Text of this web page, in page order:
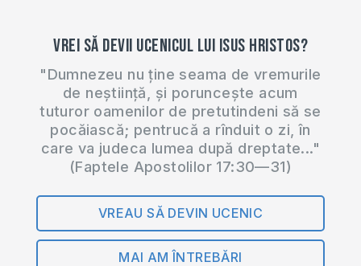
Vrei să devii ucenicul lui Isus Hristos?
"Dumnezeu nu ține seama de vremurile
de neștiință, și poruncește acum
tuturor oamenilor de pretutindeni să se
pocăiască; pentrucă a rînduit o zi, în
care va judeca lumea după dreptate..."
(Faptele Apostolilor 17:30—31)
VREAU SĂ DEVIN UCENIC
MAI AM ÎNTREBĂRI